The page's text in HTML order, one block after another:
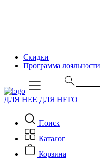
Скидки
Программа лояльности
ДЛЯ НЕЕ ДЛЯ НЕГО
Поиск
Каталог
Корзина